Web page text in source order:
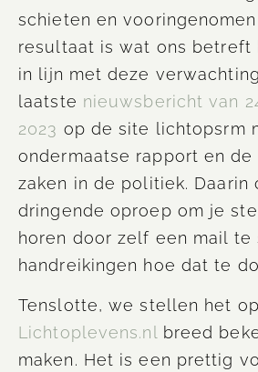
schieten en
resultaat is wat ons betreft
in lijn met deze
laatste nieuwsbericht van
2023 op de site lichtopsrm
ondermaatse rapport en de
zaken in de politiek. Daarin
dringende oproep om je
horen door zelf een mail te
handreikingen hoe dat te
Tenslotte, we stellen het
Lichtoplevens.nlbreed
maken. Het is een prettig